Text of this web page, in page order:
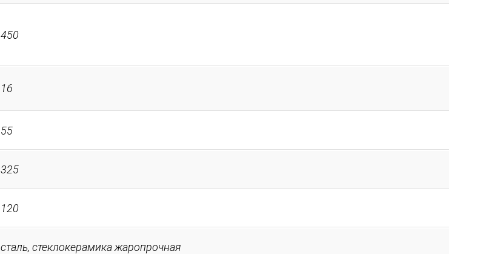
450
16
55
325
120
сталь, стеклокерамика жаропрочная